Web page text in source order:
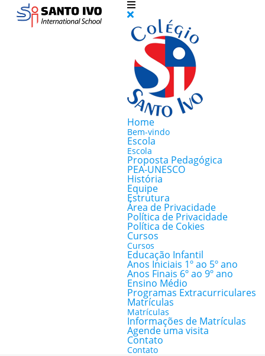
Home
Bem-vindo
Escola
Escola
Proposta Pedagógica
PEA-UNESCO
História
Equipe
Estrutura
Área de Privacidade
Política de Privacidade
Política de Cokies
Cursos
Cursos
Educação Infantil
Anos Iniciais 1º ao 5º ano
Anos Finais 6º ao 9º ano
Ensino Médio
Programas Extracurriculares
Matrículas
Matrículas
Informações de Matrículas
Agende uma visita
Contato
Contato